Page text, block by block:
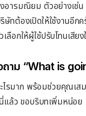
อารมณิยม ตัวอย่างเช่
ทต้องเปิดให้ใช้งานอีก
ลือกให้ผู้ใช้ปรับโทนเสีย
ถาม “What is
รมาก พร้อมช่วยคุณเสม
ล้ว ขอบริบทเพิ่มหน่อย